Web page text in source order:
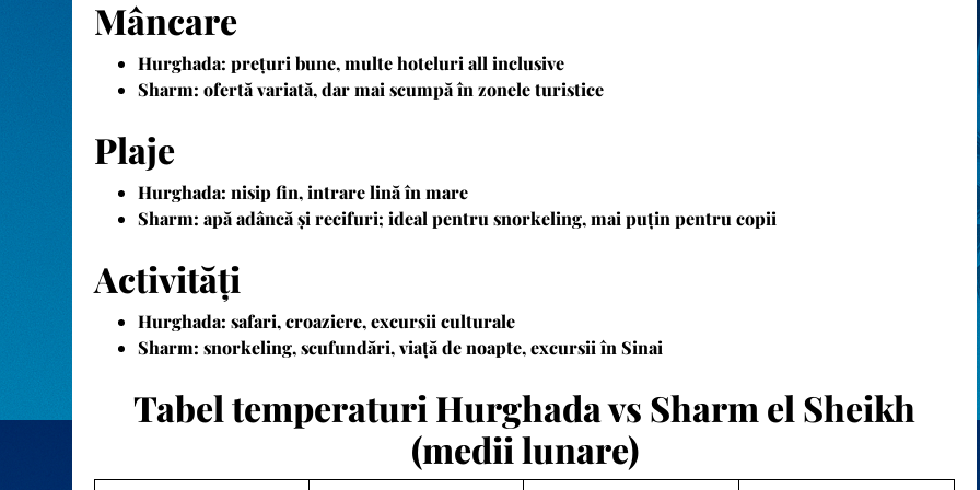
Mâncare
Hurghada: prețuri bune, multe hoteluri all inclusive
Sharm: ofertă variată, dar mai scumpă în zonele turistice
Plaje
Hurghada: nisip fin, intrare lină în mare
Sharm: apă adâncă și recifuri; ideal pentru snorkeling, mai puțin pentru copii
Activități
Hurghada: safari, croaziere, excursii culturale
Sharm: snorkeling, scufundări, viață de noapte, excursii în Sinai
Tabel temperaturi Hurghada vs Sharm el Sheikh
(medii lunare)